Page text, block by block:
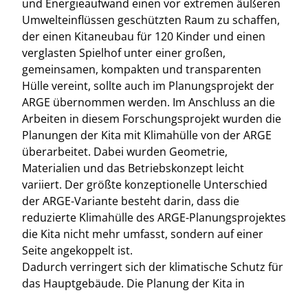
und Energieaufwand einen vor extremen äußeren
Umwelteinflüssen geschützten Raum zu schaffen,
der einen Kitaneubau für 120 Kinder und einen
verglasten Spielhof unter einer großen,
gemeinsamen, kompakten und transparenten
Hülle vereint, sollte auch im Planungsprojekt der
ARGE übernommen werden. Im Anschluss an die
Arbeiten in diesem Forschungsprojekt wurden die
Planungen der Kita mit Klimahülle von der ARGE
überarbeitet. Dabei wurden Geometrie,
Materialien und das Betriebskonzept leicht
variiert. Der größte konzeptionelle Unterschied
der ARGE-Variante besteht darin, dass die
reduzierte Klimahülle des ARGE-Planungsprojektes
die Kita nicht mehr umfasst, sondern auf einer
Seite angekoppelt ist.
Dadurch verringert sich der klimatische Schutz für
das Hauptgebäude. Die Planung der Kita in